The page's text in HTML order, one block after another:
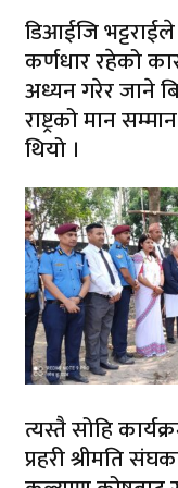
डिआईजि
कर्णधार रहेको
अध्यन गरेर जाने
राष्ट्रको मान
थियो ।
त्यस्तै सोहि
प्रहरी श्रीमति